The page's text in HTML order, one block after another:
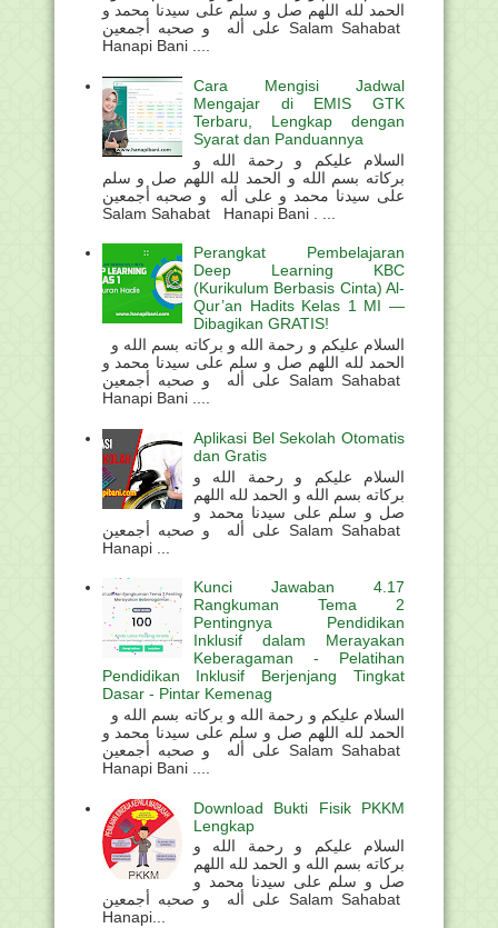
الحمد لله اللهم صل و سلم على سيدنا محمد و
على أله و صحبه أجمعين Salam Sahabat
Hanapi Bani ....
Cara Mengisi Jadwal
Mengajar di EMIS GTK
Terbaru, Lengkap dengan
Syarat dan Panduannya
السلام عليكم و رحمة الله و
بركاته بسم الله و الحمد لله اللهم صل و سلم
على سيدنا محمد و على أله و صحبه أجمعين
Salam Sahabat Hanapi Bani . ...
Perangkat Pembelajaran
Deep Learning KBC
(Kurikulum Berbasis Cinta) Al-
Qur’an Hadits Kelas 1 MI —
Dibagikan GRATIS!
الحمد لله اللهم صل و سلم على سيدنا محمد و
على أله و صحبه أجمعين Salam Sahabat
Hanapi Bani ....
Aplikasi Bel Sekolah Otomatis
dan Gratis
السلام عليكم و رحمة الله و
بركاته بسم الله و الحمد لله اللهم
صل و سلم على سيدنا محمد و
على أله و صحبه أجمعين Salam Sahabat
Hanapi ...
Kunci Jawaban 4.17
Rangkuman Tema 2
Pentingnya Pendidikan
Inklusif dalam Merayakan
Keberagaman - Pelatihan
Pendidikan Inklusif Berjenjang Tingkat
Dasar - Pintar Kemenag
الحمد لله اللهم صل و سلم على سيدنا محمد و
على أله و صحبه أجمعين Salam Sahabat
Hanapi Bani ....
Download Bukti Fisik PKKM
Lengkap
السلام عليكم و رحمة الله و
بركاته بسم الله و الحمد لله اللهم
صل و سلم على سيدنا محمد و
على أله و صحبه أجمعين Salam Sahabat
Hanapi...